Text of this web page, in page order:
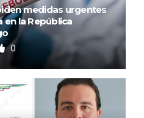
medidas urgentes
la República
0